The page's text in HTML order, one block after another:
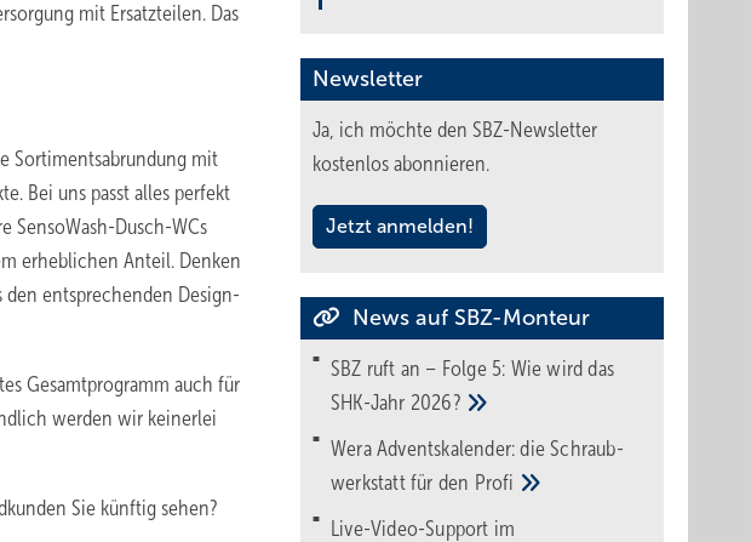
mit Ersatzteilen. Das
Sortimentsabrundung mit
Bei uns passt alles perfekt
SensoWash-Dusch-WCs
erheblichen Anteil. Denken
den entsprechenden Design-
Gesamtprogramm auch für
werden wir keinerlei
Sie künftig sehen?
Newsletter
Ja, ich möchte den SBZ-Newsletter
kostenlos abonnieren.
Jetzt anmelden!
News auf SBZ-Monteur
SBZ ruft an – Folge 5: Wie wird das
SHK-Jahr 2026?
Wera Adventskalender: die Schraub­
werk­statt für den Pro­fi
Live-Video-Support im